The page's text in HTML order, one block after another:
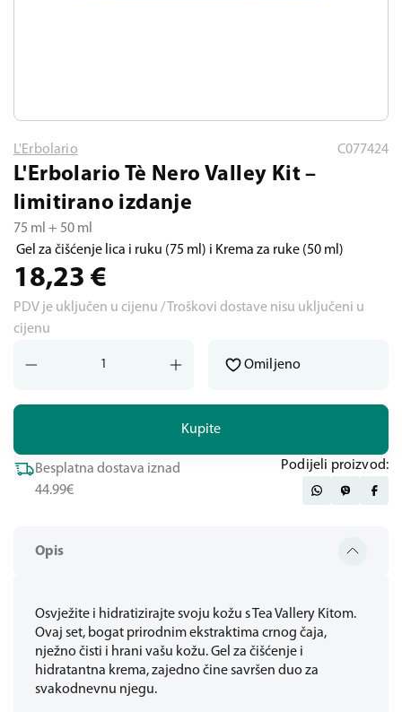
Opis
Osvježite i hidratizirajte svoju kožu s Tea Vallery Kitom.
Ovaj set, bogat prirodnim ekstraktima crnog čaja,
nježno čisti i hrani vašu kožu. Gel za čišćenje i
hidratantna krema, zajedno čine savršen duo za
svakodnevnu njegu.
L'Erbolario C077424
L'Erbolario Tè Nero Valley Kit –
limitirano izdanje
75 ml + 50 ml
Gel za čišćenje lica i ruku (75 ml) i Krema za ruke (50 ml)
18,23 €
PDV je uključen u cijenu / Troškovi dostave nisu uključeni u
cijenu
Kupite
Omiljeno
Besplatna dostava iznad
44.99€
Podijeli proizvod: